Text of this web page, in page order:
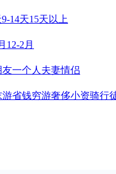
9-14天15天以上
12-2月
友一个人 夫妻情侣
游省钱穷游奢侈小资骑行